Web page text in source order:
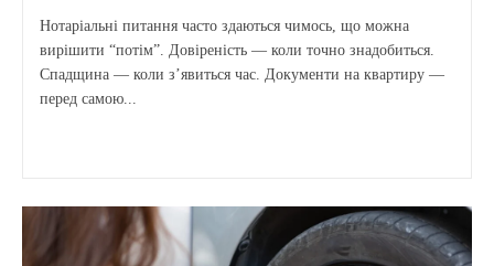
Нотаріальні питання часто здаються чимось, що можна
вирішити “потім”. Довіреність — коли точно знадобиться.
Спадщина — коли з’явиться час. Документи на квартиру —
перед самою...